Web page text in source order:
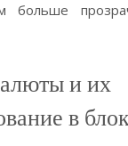
больше
и их
в